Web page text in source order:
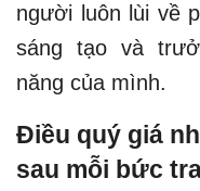
người luôn lùi về
sáng tạo và
năng của mình.
Điều quý giá
sau mỗi bức